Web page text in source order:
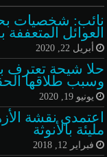
نائب: شخصيات
العوائل
أبريل 22, 2020
حلا شيحة تعترف
وسبب طلاقها
يونيو 19, 2020
اعتمدي نقشة
مليئة بالأنوثة
فبراير 12, 2018